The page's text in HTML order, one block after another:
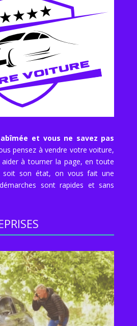
et vous ne savez pas
pensez à vendre votre voiture,
à tourner la page, en toute
soit son état, on vous fait une
sont rapides et sans